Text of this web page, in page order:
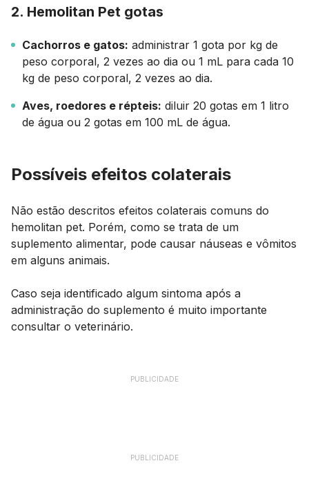
2. Hemolitan Pet gotas
Cachorros e gatos: administrar 1 gota por kg de
peso corporal, 2 vezes ao dia ou 1 mL para cada 10
kg de peso corporal, 2 vezes ao dia.
Aves, roedores e répteis: diluir 20 gotas em 1 litro
de água ou 2 gotas em 100 mL de água.
Possíveis efeitos colaterais
Não estão descritos efeitos colaterais comuns do
hemolitan pet. Porém, como se trata de um
suplemento alimentar, pode causar náuseas e vômitos
em alguns animais.
Caso seja identificado algum sintoma após a
administração do suplemento é muito importante
consultar o veterinário.
PUBLICIDADE
PUBLICIDADE